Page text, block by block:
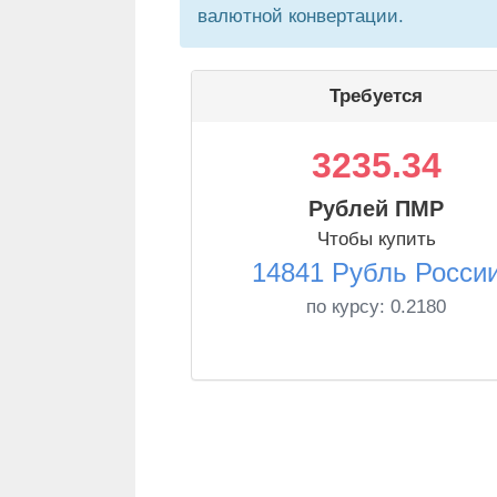
валютной конвертации.
Требуется
3235.34
Рублей ПМР
Чтобы купить
14841 Рубль
по курсу: 0.2180